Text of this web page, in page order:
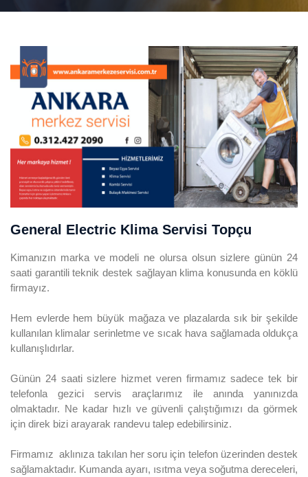
General Electric Klima Servisi Topçu
Kimanızın marka ve modeli ne olursa olsun sizlere günün 24
saati garantili teknik destek sağlayan klima konusunda en köklü
firmayız.
Hem evlerde hem büyük mağaza ve plazalarda sık bir şekilde
kullanılan klimalar serinletme ve sıcak hava sağlamada oldukça
kullanışlıdırlar.
Günün 24 saati sizlere hizmet veren firmamız sadece tek bir
telefonla gezici servis araçlarımız ile anında yanınızda
olmaktadır. Ne kadar hızlı ve güvenli çalıştığımızı da görmek
için direk bizi arayarak randevu talep edebilirsiniz.
Firmamız aklınıza takılan her soru için telefon üzerinden destek
sağlamaktadır. Kumanda ayarı, ısıtma veya soğutma dereceleri,